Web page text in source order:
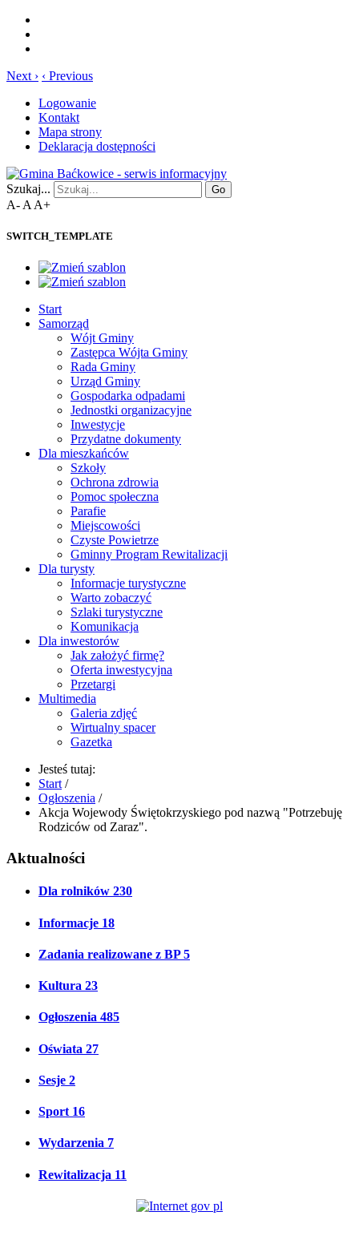
Next › ‹ Previous
Logowanie
Kontakt
Mapa strony
Deklaracja dostępności
Szukaj... Go
A- A A+
SWITCH_TEMPLATE
Start
Samorząd
Wójt Gminy
Zastępca Wójta Gminy
Rada Gminy
Urząd Gminy
Gospodarka odpadami
Jednostki organizacyjne
Inwestycje
Przydatne dokumenty
Dla mieszkańców
Szkoły
Ochrona zdrowia
Pomoc społeczna
Parafie
Miejscowości
Czyste Powietrze
Gminny Program Rewitalizacji
Dla turysty
Informacje turystyczne
Warto zobaczyć
Szlaki turystyczne
Komunikacja
Dla inwestorów
Jak założyć firmę?
Oferta inwestycyjna
Przetargi
Multimedia
Galeria zdjęć
Wirtualny spacer
Gazetka
Jesteś tutaj:
Start /
Ogłoszenia /
Akcja Wojewody Świętokrzyskiego pod nazwą "Potrzebuję
Rodziców od Zaraz".
Aktualności
Dla rolników 230
Informacje 18
Zadania realizowane z BP5
Kultura 23
Ogłoszenia 485
Oświata 27
Sesje 2
Sport 16
Wydarzenia 7
Rewitalizacja 11